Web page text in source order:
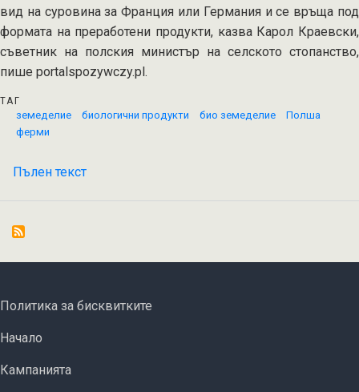
вид на суровина за Франция или Германия и се връща под
формата на преработени продукти, казва Карол Краевски,
съветник на полския министър на селското стопанство,
пише portalspozywczy.pl.
ТАГ
земеделие
биологични продукти био земеделие
Полша
ферми
Пълен текст
FOOTER MENU
Политика за бисквитките
ОСНОВНА НАВИГАЦИЯ
Начало
Кампанията